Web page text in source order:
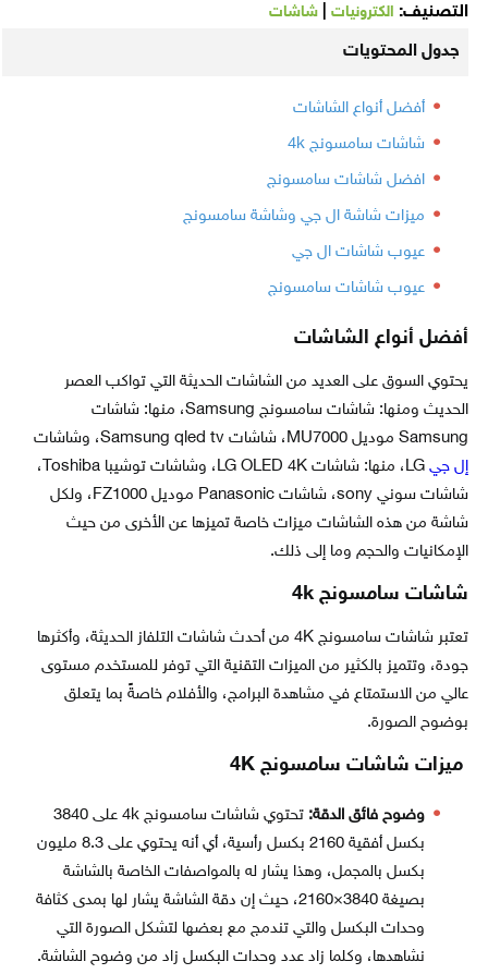
التصنيف: الكترونيات| شاشات
جدول المحتويات
أفضل أنواع الشاشات
شاشات سامسونج 4k
افضل شاشات سامسونج
ميزات شاشة ال جي وشاشة سامسونج
عيوب شاشات ال جي
عيوب شاشات سامسونج
أفضل أنواع الشاشات
يحتوي السوق على العديد من الشاشات الحديثة التي تواكب العصر
الحديث ومنها: شاشات سامسونج Samsung، منها: شاشات
Samsung موديل MU7000، شاشات Samsung qled tv، وشاشات
إل جي
LG، منها: شاشات LG OLED 4K، وشاشات توشيبا Toshiba،
شاشات سوني sony، شاشات Panasonic موديل FZ1000، ولكل
شاشة من هذه الشاشات ميزات خاصة تميزها عن الأخرى من حيث
الإمكانيات والحجم وما إلى ذلك.
شاشات سامسونج 4k
تعتبر شاشات سامسونج 4K من أحدث شاشات التلفاز الحديثة، وأكثرها
جودة، وتتميز بالكثير من الميزات التقنية التي توفر للمستخدم مستوى
عالي من الاستمتاع في مشاهدة البرامج، والأفلام خاصةً بما يتعلق
بوضوح الصورة.
ميزات شاشات سامسونج 4K
وضوح فائق الدقة:
تحتوي شاشات سامسونج 4k على 3840
بكسل أفقية 2160 بكسل رأسية، أي أنه يحتوي على 8.3 مليون
بكسل بالمجمل، وهذا يشار له بالمواصفات الخاصة بالشاشة
بصيغة 3840×2160، حيث إن دقة الشاشة يشار لها بمدى كثافة
وحدات البكسل والتي تندمج مع بعضها لتشكل الصورة التي
نشاهدها، وكلما زاد عدد وحدات البكسل زاد من وضوح الشاشة.